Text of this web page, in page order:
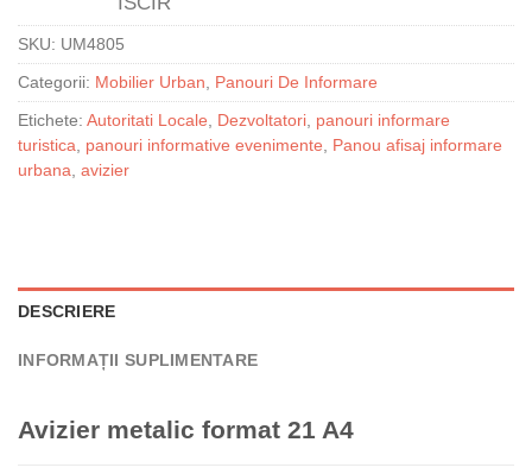
SKU: UM4805
Categorii: Mobilier Urban Panouri De Informare
Etichete: Autoritati Locale Dezvoltatori panouri informare
turistica
panouri informative evenimente
Panou afisaj informare
urbana avizier
DESCRIERE
INFORMAȚII SUPLIMENTARE
Avizier metalic format 21 A4